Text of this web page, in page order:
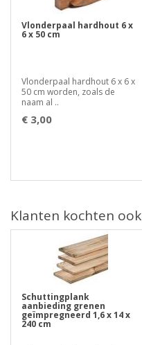
Vlonderpaal hardhout 6 x
6 x 50 cm
Vlonderpaal hardhout 6 x 6 x
50 cm worden, zoals de
naam al ..
€ 3,00
Klanten kochten ook
Schuttingplank
aanbieding grenen
geïmpregneerd 1,6 x 14 x
240 cm